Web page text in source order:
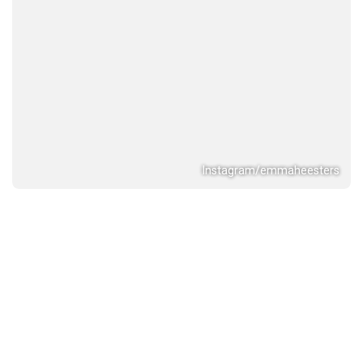
Instagram/emmaheesters
Instagram/emmaheesters